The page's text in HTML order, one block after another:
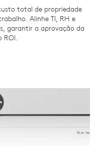
total de propriedade
Alinhe TI, RH e
garantir a aprovação da
ROI.